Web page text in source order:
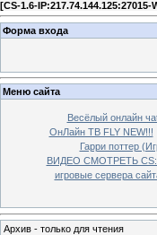
[CS-1.6-IP:217.74.144.125:27015-
Форма входа
Меню сайта
Весёлый онлайн
ОнЛайн ТВ FLY NEW!!!
Гарри поттер
ВИДЕО СМОТРЕТЬ
игровые сервера
Архив - только для чтения